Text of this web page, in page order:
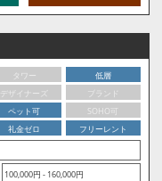
タワー
低層
デザイナーズ
ブランド
ペット可
SOHO可
礼金ゼロ
フリーレント
100,000円 - 160,000円